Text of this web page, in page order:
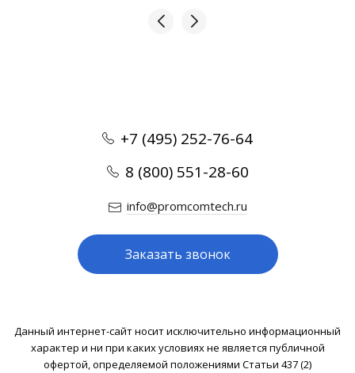
+7 (495) 252-76-64
8 (800) 551-28-60
info@promcomtech.ru
Заказать звонок
Данный интернет-сайт носит исключительно информационный
характер и ни при каких условиях не является публичной
офертой, определяемой положениями Статьи 437 (2)